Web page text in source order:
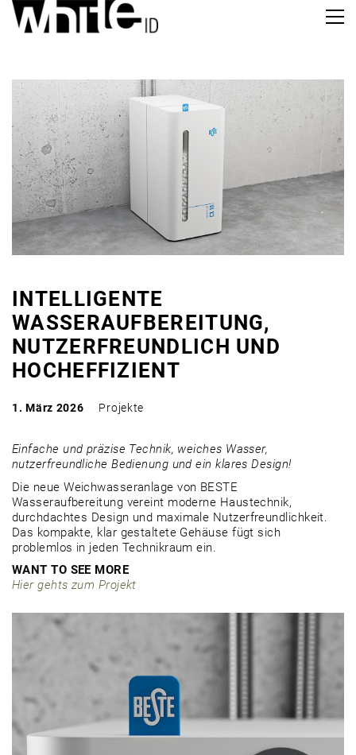
INTELLIGENTE
WASSERAUFBEREITUNG,
NUTZERFREUNDLICH UND
HOCHEFFIZIENT
1. März 2026 Projekte
Einfache und präzise Technik, weiches Wasser,
nutzerfreundliche Bedienung und ein klares Design!
Die neue Weichwasseranlage von BESTE
Wasseraufbereitung vereint moderne Haustechnik,
durchdachtes Design und maximale Nutzerfreundlichkeit.
Das kompakte, klar gestaltete Gehäuse fügt sich
problemlos in jeden Technikraum ein.
WANT TO SEE MORE
Hier gehts zum Projekt